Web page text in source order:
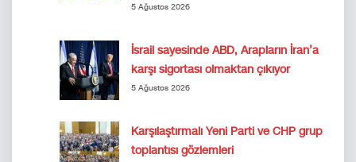
5 Ağustos 2026
İsrail sayesinde ABD, Arapların İran’a
karşı sigortası olmaktan çıkıyor
5 Ağustos 2026
Karşılaştırmalı Yeni Parti ve CHP grup
toplantısı gözlemleri